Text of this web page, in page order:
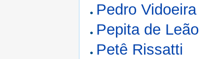
Pedro Vidoeira
Pepita de Leão
Petê Rissatti